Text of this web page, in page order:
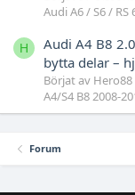
Audi A6 / S6 / RS
H
Audi A4 B8
bytta delar –
Börjat av Hero88
A4/S4 B8 2008-
Forum